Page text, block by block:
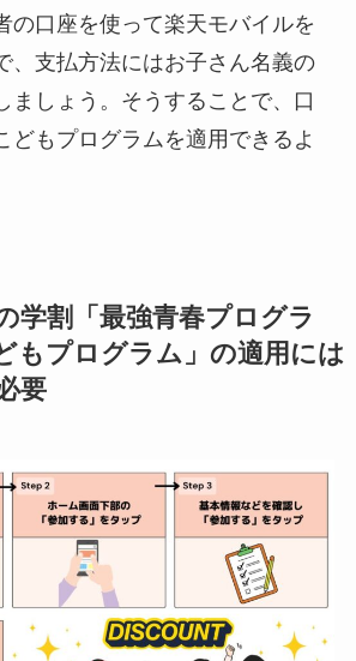
の口座を使って楽天モバイルを
、支払方法にはお子さん名義の
ましょう。そうすることで、口
どもプログラムを適用できるよ
学割「最強青春プログラ
もプログラム」の適用には
要